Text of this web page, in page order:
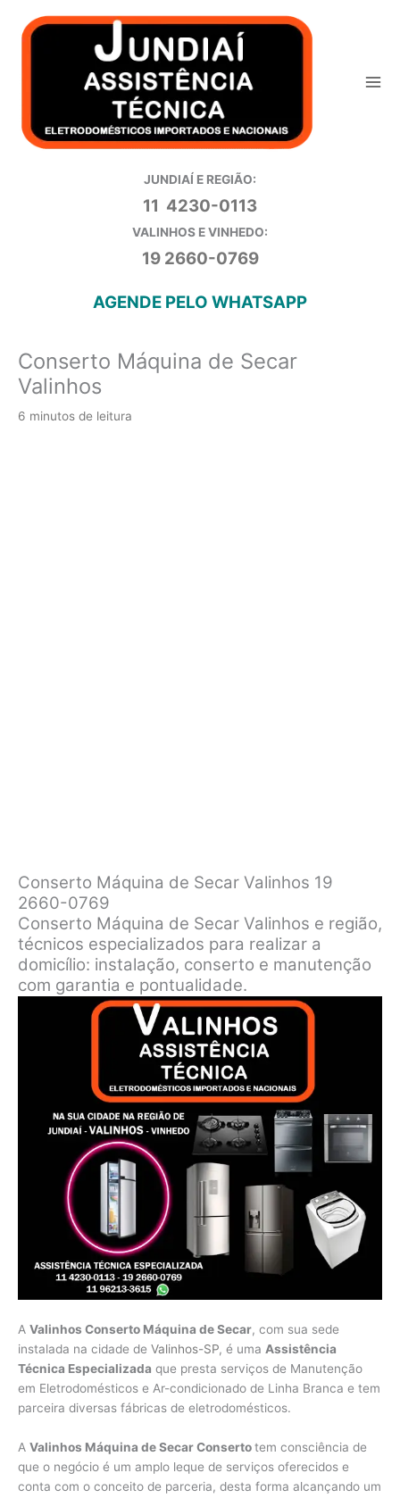
para
JUNDIAÍ E REGIÃO:
11 4230-0113
VALINHOS E VINHEDO:
19 2660-0769
AGENDE PELO WHATSAPP
Conserto Máquina de Secar
Valinhos
6 minutos de leitura
Conserto Máquina de Secar Valinhos 19
2660-0769
Conserto Máquina de Secar Valinhos e região,
técnicos especializados para realizar a
domicílio: instalação, conserto e manutenção
com garantia e pontualidade.
A Valinhos Conserto Máquina de Secar, com sua sede
instalada na cidade de Valinhos-SP, é uma Assistência
Técnica Especializada que presta serviços de Manutenção
em Eletrodomésticos e Ar-condicionado de Linha Branca e tem
parceira diversas fábricas de eletrodomésticos.
A Valinhos Máquina de Secar Consertotem consciência de
que o negócio é um amplo leque de serviços oferecidos e
conta com o conceito de parceria, desta forma alcançando um